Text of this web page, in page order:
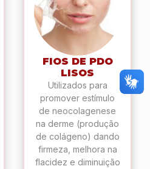
FIOS DE PDO
LISOS
Utilizados para
promover estímulo
de neocolagenese
na derme (produção
de colágeno) dando
firmeza, melhora na
flacidez e diminuição